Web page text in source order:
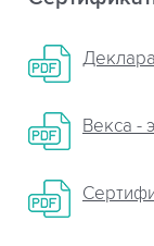
Векса -